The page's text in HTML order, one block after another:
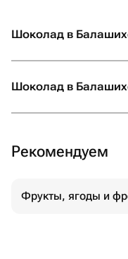
Шоколад в
Шоколад в
Рекомендуем
Фрукты, ягоды и